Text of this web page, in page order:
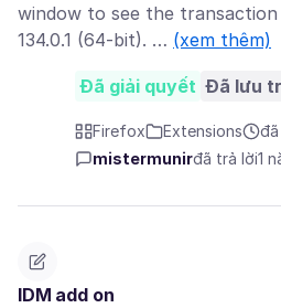
window to see the
134.0.1 (64-bit). … (xem thêm)
Đã giải quyết Đã lưu
Firefox Extensions
mistermunirđã trả lời1
IDM add on